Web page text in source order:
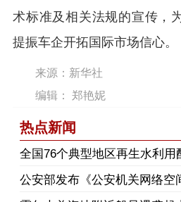
术标准及相关法规的宣传，
提振车企开拓国际市场信心。
来源：新华社
编辑： 郑艳妮
热点新闻
全国76个典型地区再生水利用
公安部发布《公安机关网络空